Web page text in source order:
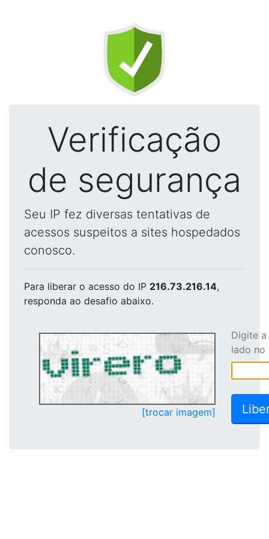
Verificação
de segurança
Seu IP fez diversas tentativas de
acessos suspeitos a sites hospedados
conosco.
Para liberar o acesso do IP 216.73.216.14,
responda ao desafio abaixo.
[trocar imagem]
Digite
lado no